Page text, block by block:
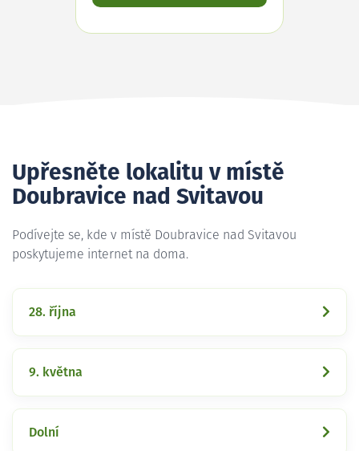
Upřesněte lokalitu v místě
Doubravice nad Svitavou
Podívejte se, kde v místě Doubravice nad Svitavou
poskytujeme internet na doma.
28. října
9. května
Dolní